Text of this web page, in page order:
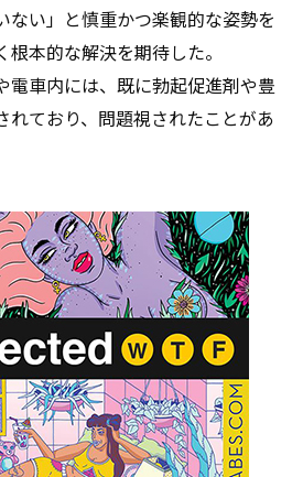
ない」と慎重かつ楽観的な姿勢を
本的な解決を期待した。
車内には、既に勃起促進剤や豊
れており、問題視されたことがあ